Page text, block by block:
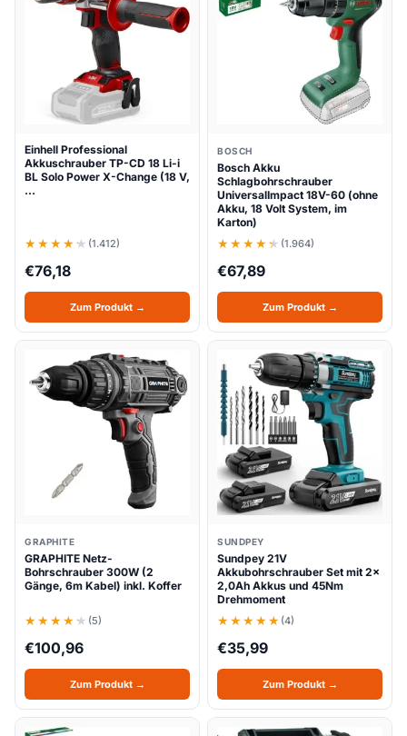
Einhell Professional
Akkuschrauber TP-CD 18 Li-i
BL Solo Power X-Change (18 V,
…
(1.412)
€76,18
Zum Produkt →
BOSCH
Bosch Akku
Schlagbohrschrauber
UniversalImpact 18V-60 (ohne
Akku, 18 Volt System, im
Karton)
(1.964)
€67,89
Zum Produkt →
GRAPHITE
GRAPHITE Netz-
Bohrschrauber 300W (2
Gänge, 6m Kabel) inkl. Koffer
(5)
€100,96
Zum Produkt →
SUNDPEY
Sundpey 21V
Akkubohrschrauber Set mit 2x
2,0Ah Akkus und 45Nm
Drehmoment
(4)
€35,99
Zum Produkt →